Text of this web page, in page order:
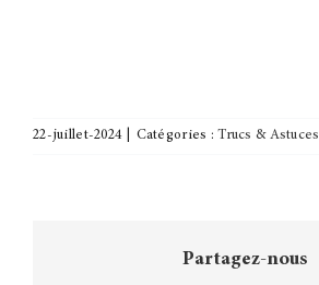
22-juillet-2024 Catégories :Trucs & Astuces
Partagez-nous